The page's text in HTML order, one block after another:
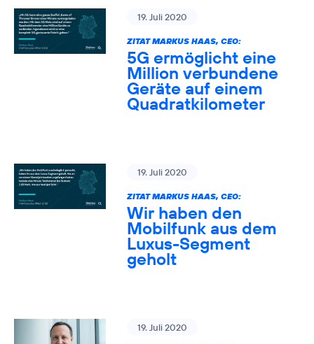
19. Juli 2020
ZITAT MARKUS HAAS, CEO:
5G ermöglicht eine
Million verbundene
Geräte auf einem
Quadratkilometer
19. Juli 2020
ZITAT MARKUS HAAS, CEO:
Wir haben den
Mobilfunk aus dem
Luxus-Segment
geholt
19. Juli 2020